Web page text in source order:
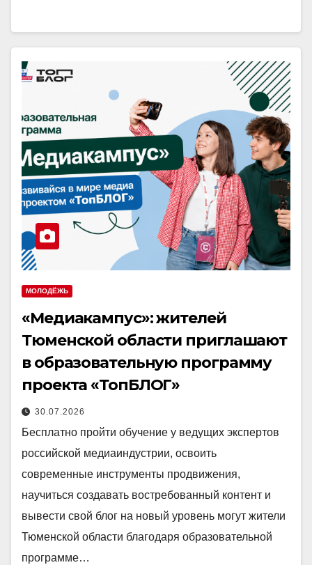
МОЛОДЁЖЬ
«Медиакампус»: жителей
Тюменской области приглашают
в образовательную программу
проекта «ТопБЛОГ»
30.07.2026
Бесплатно пройти обучение у ведущих экспертов
российской медиаиндустрии, освоить
современные инструменты продвижения,
научиться создавать востребованный контент и
вывести свой блог на новый уровень могут жители
Тюменской области благодаря образовательной
программе…